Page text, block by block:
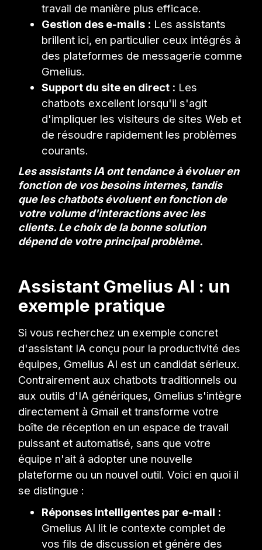
travail de manière plus efficace.
Gestion des e-mails : Les assistants
brillent ici, en particulier ceux intégrés à
des plateformes de messagerie comme
Gmelius.
Support du site en direct : Les
chatbots excellent lorsqu'il s'agit
d'impliquer les visiteurs de sites Web et
de résoudre rapidement les problèmes
courants.
Les assistants IA ont tendance à évoluer en
fonction de vos besoins internes, tandis
que les chatbots évoluent en fonction de
votre volume d'interactions avec les
clients. Le choix de la bonne solution
dépend de votre principal problème.
Assistant Gmelius AI : un
exemple pratique
Si vous recherchez un exemple concret
d'assistant IA conçu pour la productivité des
équipes, Gmelius AI est un candidat sérieux.
Contrairement aux chatbots traditionnels ou
aux outils d'IA génériques, Gmelius s'intègre
directement à Gmail et transforme votre
boîte de réception en un espace de travail
puissant et automatisé, sans que votre
équipe n'ait à adopter une nouvelle
plateforme ou un nouvel outil. Voici en quoi il
se distingue :
Réponses intelligentes par e-mail :
Gmelius AI lit le contexte complet de
vos fils de discussion et génère des